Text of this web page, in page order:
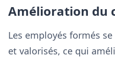
Amélioration du
Les employés formés
et valorisés, ce qui